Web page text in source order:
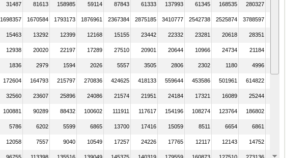
31487 81613 158985 59114 87843 61333 137993 61345 168535 280327
1698357 1670584 1793173 1876961 2367384 2875185 3410777 2542738 2525874 3788597
15463 13292 12399 12168 15155 23442 22332 23281 20618 28351
12938 20020 22197 17289 27510 20901 20644 10966 24734 21184
1836 2979 1594 2026 5557 3505 2806 2302 1180 4996
172604 164793 215797 270836 424625 418133 559644 453586 501961 614822
32560 23607 25896 24086 21574 21951 24184 17321 16089 25244
100881 90289 88432 100602 111911 117617 154196 108274 123764 186802
5786 6202 5599 6865 13700 17416 15059 8511 6654 6861
12058 7557 9040 10549 17257 24226 17765 12117 12143 14752
96755 113398 135516 139049 145375 140319 179559 160873 127510 273136 152440